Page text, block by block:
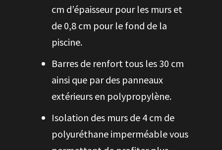
cm d’épaisseur pour les murs et
de 0,8 cm pour le fond de la
piscine.
Barres de renfort tous les 30 cm
ainsi que par des panneaux
extérieurs en polypropylène.
Isolation des murs de 4 cm de
polyuréthane imperméable vous